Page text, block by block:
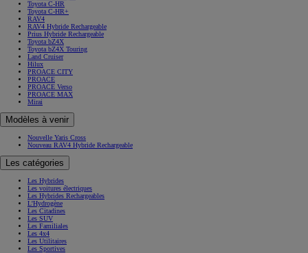
Toyota C-HR
Toyota C-HR+
RAV4
RAV4 Hybride Rechargeable
Prius Hybride Rechargeable
Toyota bZ4X
Toyota bZ4X Touring
Land Cruiser
Hilux
PROACE CITY
PROACE
PROACE Verso
PROACE MAX
Mirai
Modèles à venir
Nouvelle Yaris Cross
Nouveau RAV4 Hybride Rechargeable
Les catégories
Les Hybrides
Les voitures électriques
Les Hybrides Rechargeables
L'Hydrogène
Les Citadines
Les SUV
Les Familiales
Les 4x4
Les Utilitaires
Les Sportives